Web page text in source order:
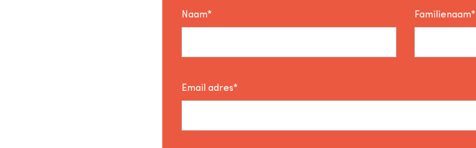
Naam* Familienaam*
Email adres*